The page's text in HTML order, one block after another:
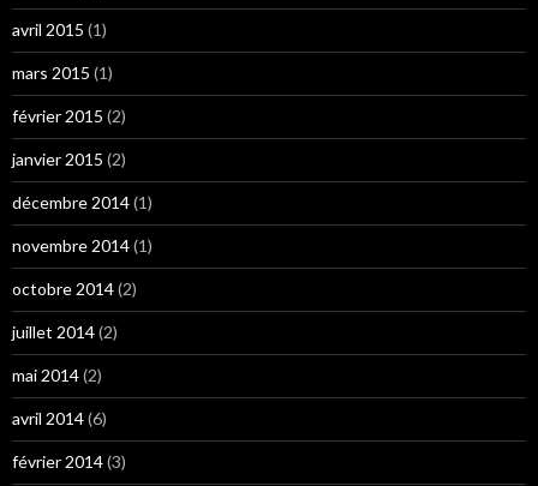
avril 2015 (1)
mars 2015 (1)
février 2015 (2)
janvier 2015 (2)
décembre 2014(1)
novembre 2014(1)
octobre 2014(2)
juillet 2014(2)
mai 2014(2)
avril 2014(6)
février 2014(3)